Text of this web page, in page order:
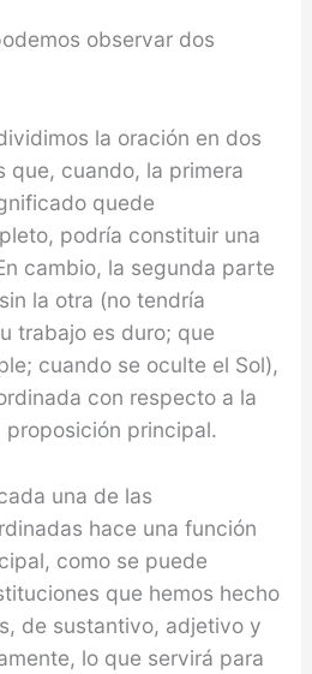
observar dos
la oración en dos
que, cuando, la primera
quede
podría constituir una
cambio, la segunda parte
la otra (no tendría
trabajo es duro; que
cuando se oculte el Sol),
con respecto a la
proposición principal.
una de las
hace una función
como se puede
que hemos hecho
de sustantivo, adjetivo y
lo que servirá para